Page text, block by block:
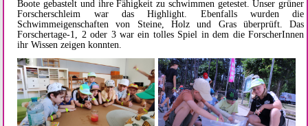
Boote gebastelt und ihre Fähigkeit zu schwimmen getestet. Unser grüner
Forscherschleim war das Highlight. Ebenfalls wurden die
Schwimmeigenschaften von Steine, Holz und Gras überprüft. Das
Forschertage-1, 2 oder 3 war ein tolles Spiel in dem die ForscherInnen
ihr Wissen zeigen konnten.